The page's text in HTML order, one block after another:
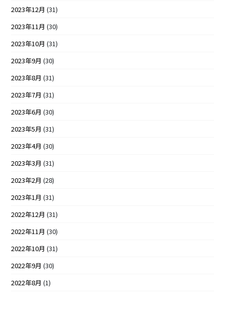
2023年12月 (31)
2023年11月 (30)
2023年10月 (31)
2023年9月 (30)
2023年8月 (31)
2023年7月 (31)
2023年6月 (30)
2023年5月 (31)
2023年4月 (30)
2023年3月 (31)
2023年2月 (28)
2023年1月 (31)
2022年12月 (31)
2022年11月 (30)
2022年10月 (31)
2022年9月 (30)
2022年8月 (1)